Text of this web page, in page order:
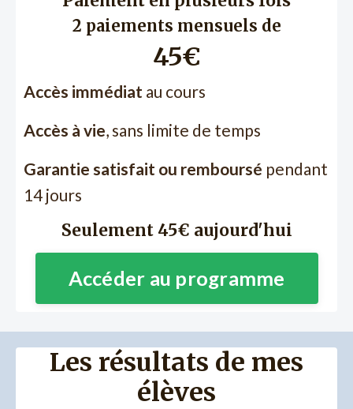
2 paiements mensuels de
45€
Accès immédiat au cours
Accès à vie, sans limite de temps
Garantie satisfait ou remboursé pendant
14 jours
Seulement 45€ aujourd'hui
Accéder au programme
Les résultats de mes
élèves